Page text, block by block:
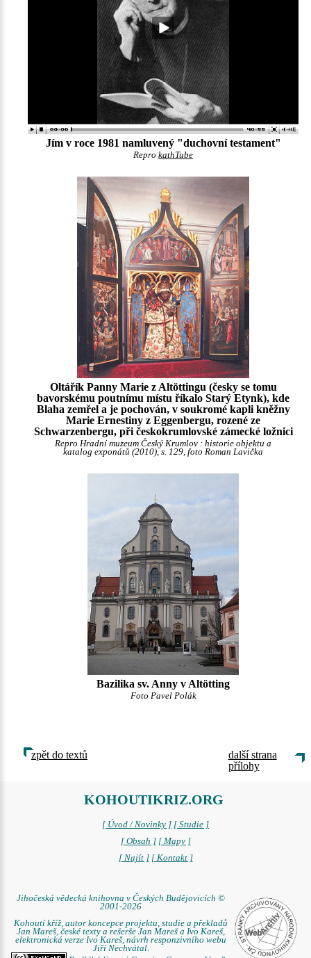
Jím v roce 1981 namluvený "duchovní testament"
Repro kathTube
Oltářík Panny Marie z Altöttingu (česky se tomu
bavorskému poutnímu místu říkalo Starý Etynk), kde
Blaha zemřel a je pochován, v soukromé kapli kněžny
Marie Ernestiny z Eggenbergu, rozené ze
Schwarzenbergu, při českokrumlovské zámecké ložnici
Repro Hradní muzeum Český Krumlov : historie objektu a
katalog exponátů (2010), s. 129, foto Roman Lavička
Bazilika sv. Anny v Altötting
Foto Pavel Polák
zpět do textů
další strana
přílohy
KOHOUTIKRIZ.ORG
[ Úvod / Novinky ] [ Studie ]
[ Obsah ] [ Mapy ]
[ Najít ] [ Kontakt ]
Jihočeská vědecká knihovna v Českých Budějovicích ©
2001-2026
Kohoutí kříž, autor koncepce projektu, studie a překladů
Jan Mareš, české texty a rešerše Jan Mareš a Ivo Kareš,
elektronická verze Ivo Kareš, návrh responzivního webu
Jiří Nechvátal.